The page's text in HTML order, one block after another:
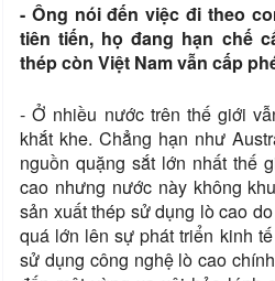
- Ông nói đến việc đi theo
tiên tiến, họ đang hạn chế
thép còn Việt Nam vẫn cấp
- Ở nhiều nước trên thế giới
khắt khe. Chẳng hạn như
nguồn quặng sắt lớn nhất thế
cao nhưng nước này không
sản xuất thép sử dụng lò cao
quá lớn lên sự phát triển kinh
sử dụng công nghệ lò cao